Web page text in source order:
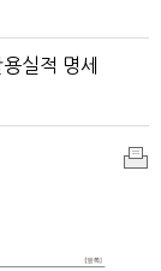
실적 명세